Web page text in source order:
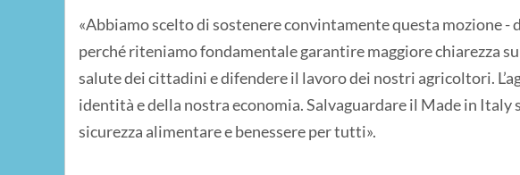
«Abbiamo scelto di sostenere convintamente questa mozione -
perché riteniamo fondamentale garantire maggiore chiarezza
salute dei cittadini e difendere il lavoro dei nostri agricoltori.
identità e della nostra economia. Salvaguardare il Made in Italy
sicurezza alimentare e benessere per tutti».